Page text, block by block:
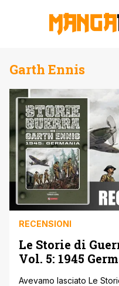
Garth Ennis
RECENSIONI
Le Storie di
Vol. 5: 1945
Avevamo lasciato Le